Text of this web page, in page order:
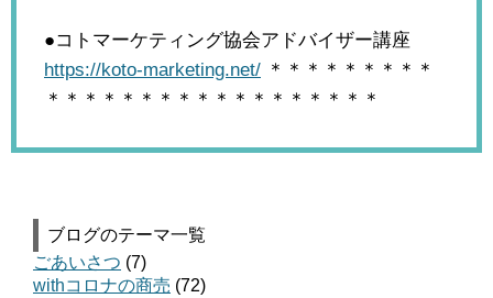
●コトマーケティング協会アドバイザー講座
https://koto-marketing.net/ ＊＊＊＊＊＊＊＊＊
＊＊＊＊＊＊＊＊＊＊＊＊＊＊＊＊＊＊
ブログのテーマ一覧
ごあいさつ (7)
withコロナの商売 (72)